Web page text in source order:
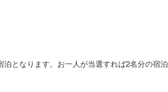
となります。お一人が当選すれば2名分の宿